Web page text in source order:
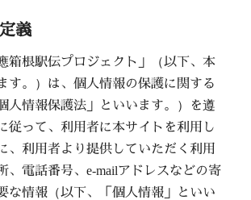
義
箱根駅伝プロジェクト」（以下、本
す。）は、個人情報の保護に関する
人情報保護法」といいます。）を遵
従って、利用者に本サイトを利用し
、利用者より提供していただく利用
、電話番号、e-mailアドレスなどの寄
な情報（以下、「個人情報」といい